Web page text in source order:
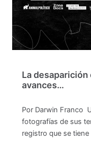
La desaparición
avances…
Por Darwin Franco
fotografías de sus
registro que se